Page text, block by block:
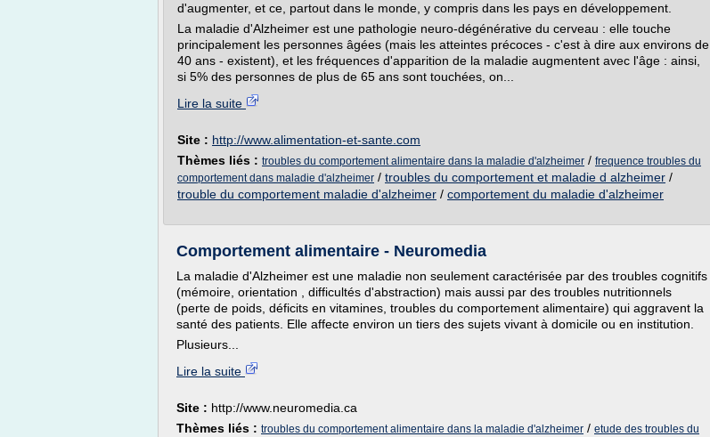
d'augmenter, et ce, partout dans le monde, y compris dans les pays en développement.
La maladie d'Alzheimer est une pathologie neuro-dégénérative du cerveau : elle touche
principalement les personnes âgées (mais les atteintes précoces - c'est à dire aux environs de
40 ans - existent), et les fréquences d'apparition de la maladie augmentent avec l'âge : ainsi,
si 5% des personnes de plus de 65 ans sont touchées, on...
Lire la suite
Site : http://www.alimentation-et-sante.com
Thèmes liés : troubles du comportement alimentaire dans la maladie d'alzheimer / frequence troubles du
comportement dans maladie d'alzheimer / troubles du comportement et maladie d alzheimer /
trouble du comportement maladie d'alzheimer / comportement du maladie d'alzheimer
Comportement alimentaire - Neuromedia
La maladie d'Alzheimer est une maladie non seulement caractérisée par des troubles cognitifs
(mémoire, orientation , difficultés d'abstraction) mais aussi par des troubles nutritionnels
(perte de poids, déficits en vitamines, troubles du comportement alimentaire) qui aggravent la
santé des patients. Elle affecte environ un tiers des sujets vivant à domicile ou en institution.
Plusieurs...
Lire la suite
Site : http://www.neuromedia.ca
Thèmes liés : troubles du comportement alimentaire dans la maladie d'alzheimer / etude des troubles du